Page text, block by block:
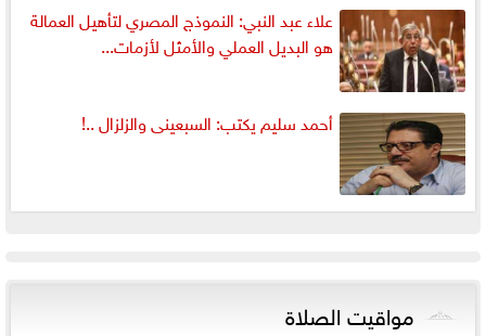
علاء عبد النبي: النموذج المصري لتأهيل العمالة
هو البديل العملي والأمثل لأزمات...
أحمد سليم يكتب: السبعينى والزلزال ..!
مواقيت الصلاة